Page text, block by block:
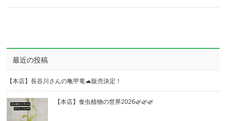
最近の投稿
【本店】長谷川さんの亀甲竜🐢販売決定！
【本店】食虫植物の世界2026🌿🌿🌿